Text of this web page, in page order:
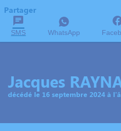
Partager
SMS WhatsApp
Jacques
décédé le 16 septembre 2024 à